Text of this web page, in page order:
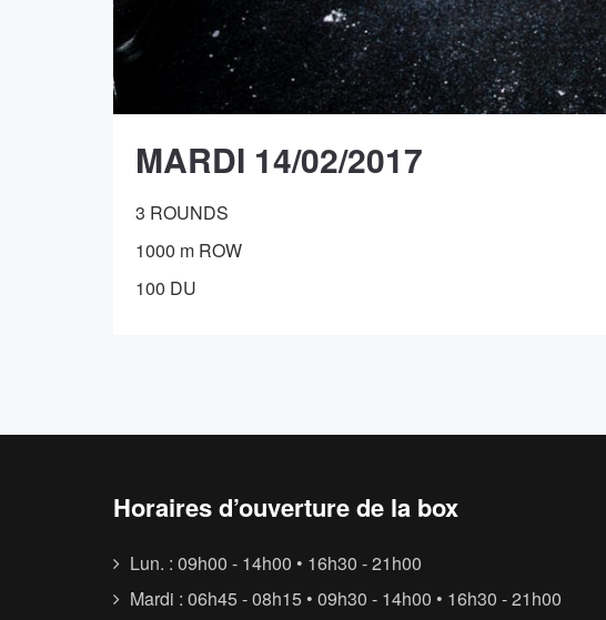
MARDI 14/02/2017
3 ROUNDS
1000 m ROW
100 DU
Horaires d’ouverture de la box
Lun. : 09h00 - 14h00 • 16h30 - 21h00
Mardi : 06h45 - 08h15 • 09h30 - 14h00 • 16h30 - 21h00